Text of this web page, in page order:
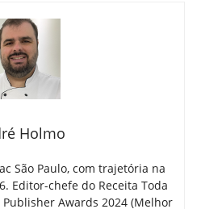
Holmo
São Paulo, com trajetória na
Editor-chefe do Receita Toda
Awards 2024 (Melhor